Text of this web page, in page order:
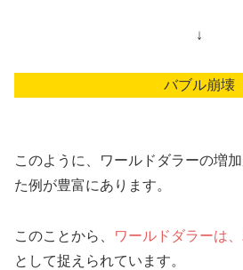
↓
バブル崩壊
このように、ワールドダラーの増
た例が豊富にあります。
このことから、
ワールドダラーは
として捉えられています。